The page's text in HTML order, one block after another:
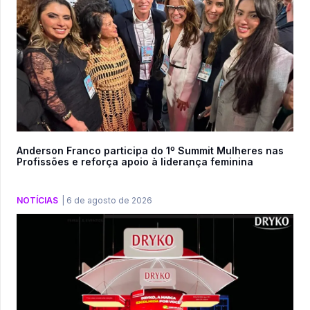
Anderson Franco participa do 1º Summit Mulheres nas
Profissões e reforça apoio à liderança feminina
NOTÍCIAS 6 de agosto de 2026